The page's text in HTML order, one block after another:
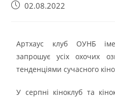
02.08.2022
Артхаус клуб ОУНБ
запрошує усіх охочих
тенденціями сучасного
У серпні кіноклуб та